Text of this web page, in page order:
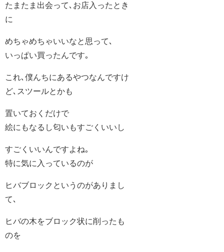
たまたま出会って､お店入ったとき
に
めちゃめちゃいいなと思って､
いっぱい買ったんです｡
これ､僕んちにあるやつなんですけ
ど､スツールとかも
置いておくだけで
絵にもなるし匂いもすごくいいし
すごくいいんですよね｡
特に気に入っているのが
ヒバブロックというのがありまし
て､
ヒバの木をブロック状に削ったも
のを